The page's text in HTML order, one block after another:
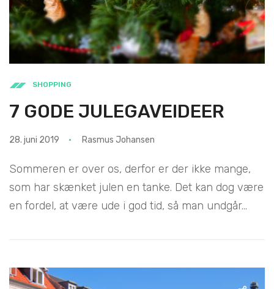
SHOPPING
7 GODE JULEGAVEIDEER
28. juni 2019 Rasmus Johansen
Sommeren er over os, derfor er der ikke mange,
som har skænket julen en tanke. Det kan dog være
en fordel, at være ude i god tid, så man undgår...